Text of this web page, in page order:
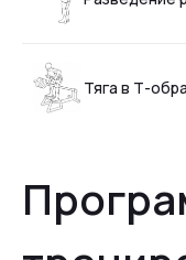
Тяга в Т-